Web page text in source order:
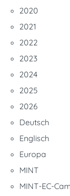
2020
2021
2022
2023
2024
2025
2026
Deutsch
Englisch
Europa
MINT
MINT-EC-